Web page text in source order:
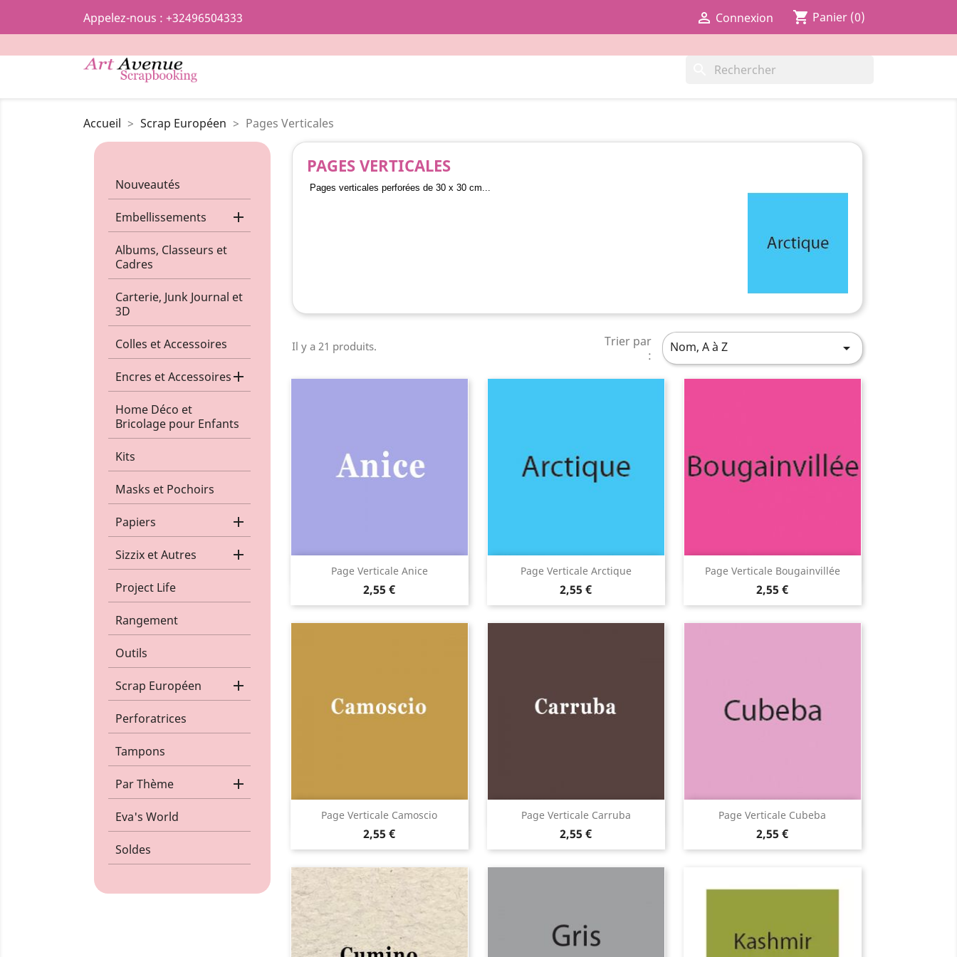
Appelez-nous : +32496504333  Connexion shopping_cart Panier (0)
Accueil Scrap Européen Pages Verticales
Nouveautés
Embellissements 
Albums, Classeurs et
Cadres
Carterie, Junk Journal et
3D
Colles et Accessoires
Encres et Accessoires
Home Déco et
Bricolage pour Enfants
Kits
Masks et Pochoirs
Papiers 
Sizzix et Autres 
Project Life
Rangement
Outils
Scrap Européen 
Perforatrices
Tampons
Par Thème 
Eva's World
Soldes
PAGES VERTICALES
Pages verticales perforées de 30 x 30 cm...
Il y a 21 produits.
Trier par
:
Nom, A à Z 
Page Verticale Anice
2,55 €
Aperçu rapide Page Verticale Arctique
2,55 €
Aperçu rapide Page Verticale Bougainvillée
2,55 €
Aperçu rapide
Page Verticale Camoscio
2,55 €
Aperçu rapide Page Verticale Carruba
2,55 €
Aperçu rapide Page Verticale Cubeba
2,55 €
Aperçu rapide